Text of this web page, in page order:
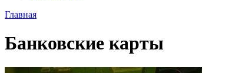
Главная
Банковские карты